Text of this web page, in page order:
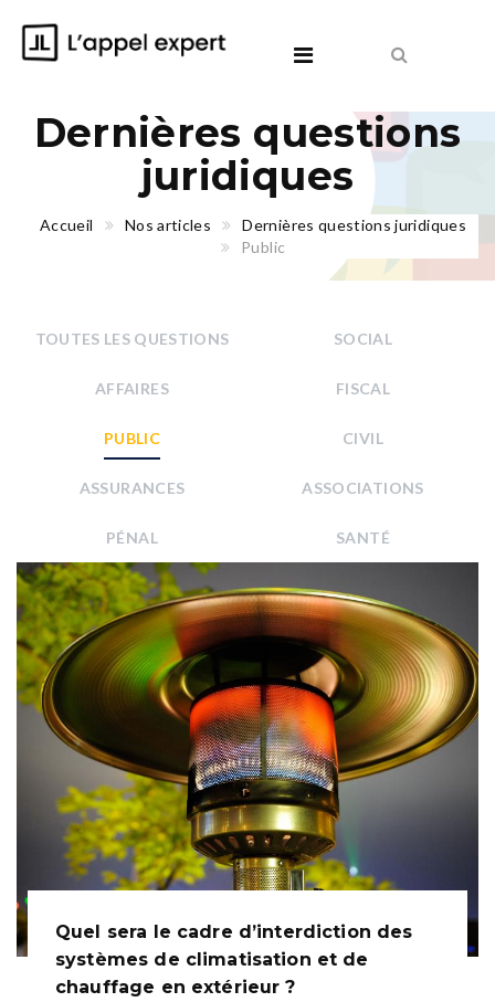
Dernières questions
juridiques
Accueil Nos articles
Dernières questions juridiques
Public
TOUTES LES QUESTIONS SOCIAL
AFFAIRES FISCAL
PUBLIC CIVIL
ASSURANCES ASSOCIATIONS
PÉNAL SANTÉ
Quel sera le cadre d’interdiction des
systèmes de climatisation et de
chauffage en extérieur ?